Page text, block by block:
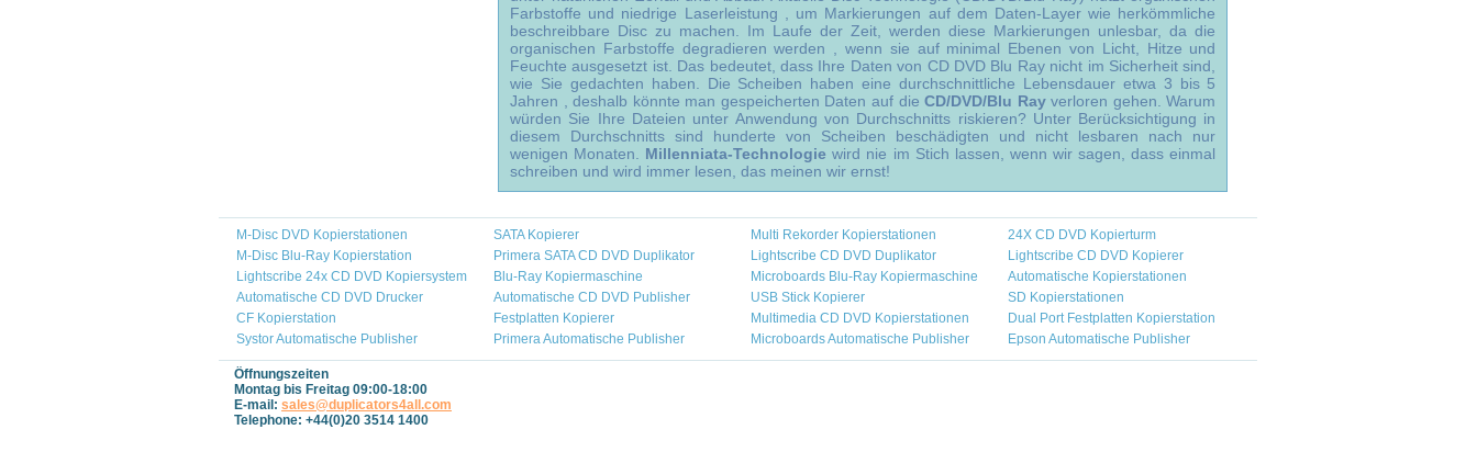
Farbstoffe und niedrige Laserleistung , um Markierungen auf dem Daten-Layer wie herkömmliche
beschreibbare Disc zu machen. Im Laufe der Zeit, werden diese Markierungen unlesbar, da die
organischen Farbstoffe degradieren werden , wenn sie auf minimal Ebenen von Licht, Hitze und
Feuchte ausgesetzt ist. Das bedeutet, dass Ihre Daten von CD DVD Blu Ray nicht im Sicherheit sind,
wie Sie gedachten haben. Die Scheiben haben eine durchschnittliche Lebensdauer etwa 3 bis 5
Jahren , deshalb könnte man gespeicherten Daten auf dieCD/DVD/Blu Rayverloren gehen. Warum
würden Sie Ihre Dateien unter Anwendung von Durchschnitts riskieren? Unter Berücksichtigung in
diesem Durchschnitts sind hunderte von Scheiben beschädigten und nicht lesbaren nach nur
wenigen Monaten. Millenniata-Technologie wird nie im Stich lassen, wenn wir sagen, dass einmal
schreiben und wird immer lesen, das meinen wir ernst!
M-Disc DVD Kopierstationen SATA Kopierer Multi Rekorder Kopierstationen
24X CD DVD Kopierturm
M-Disc Blu-Ray Kopierstation
Primera SATA CD DVD Duplikator Lightscribe CD DVD Duplikator
Lightscribe CD DVD Kopierer
Lightscribe 24x CD DVD Kopiersystem
Blu-Ray Kopiermaschine Microboards Blu-Ray Kopiermaschine
Automatische Kopierstationen
Automatische CD DVD Drucker
Automatische CD DVD Publisher USB Stick Kopierer
SD Kopierstationen
CF Kopierstation
Festplatten Kopierer Multimedia CD DVD Kopierstationen
Dual Port Festplatten Kopierstation
Systor Automatische Publisher
Primera Automatische Publisher Microboards Automatische Publisher Epson Automatische Publisher
Öffnungszeiten
Montag bis Freitag 09:00-18:00
E-mail: sales@duplicators4all.com
Telephone: +44(0)20 3514 1400